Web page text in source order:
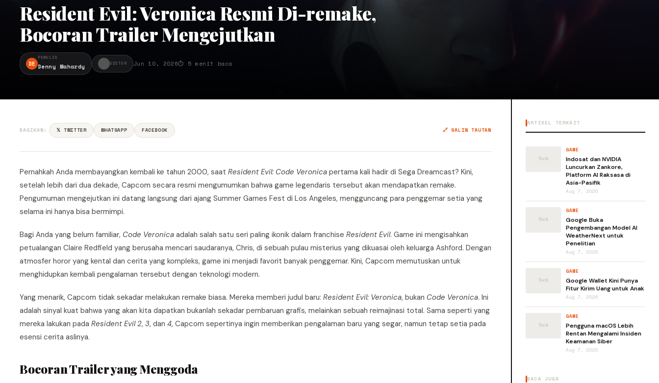
Resident Evil: Veronica Resmi Di-remake,
Bocoran Trailer Mengejutkan
DE
PENULIS
Denny Mahardy EDITOR Jun 10, 2026⏱ 5 menit baca
BAGIKAN: 𝕏 TWITTER WHATSAPP FACEBOOK 🔗 SALIN TAUTAN
Pernahkah Anda membayangkan kembali ke tahun 2000, saat Resident Evil: Code Veronica pertama kali hadir di Sega Dreamcast? Kini,
setelah lebih dari dua dekade, Capcom secara resmi mengumumkan bahwa game legendaris tersebut akan mendapatkan remake.
Pengumuman mengejutkan ini datang langsung dari ajang Summer Games Fest di Los Angeles, mengguncang para penggemar setia yang
selama ini hanya bisa bermimpi.
Bagi Anda yang belum familiar, Code Veronica adalah salah satu seri paling ikonik dalam franchise Resident Evil. Game ini mengisahkan
petualangan Claire Redfield yang berusaha mencari saudaranya, Chris, di sebuah pulau misterius yang dikuasai oleh keluarga Ashford. Dengan
atmosfer horor yang kental dan cerita yang kompleks, game ini menjadi favorit banyak penggemar. Kini, Capcom memutuskan untuk
menghidupkan kembali pengalaman tersebut dengan teknologi modern.
Yang menarik, Capcom tidak sekadar melakukan remake biasa. Mereka memberi judul baru: Resident Evil: Veronica, bukan Code Veronica. Ini
adalah sinyal kuat bahwa yang akan kita dapatkan bukanlah sekadar pembaruan grafis, melainkan sebuah reimajinasi total. Sama seperti yang
mereka lakukan pada Resident Evil 2, 3, dan 4, Capcom sepertinya ingin memberikan pengalaman baru yang segar, namun tetap setia pada
esensi cerita aslinya.
Bocoran Trailer yang Menggoda
ARTIKEL TERKAIT
GAME
Indosat dan NVIDIA
Luncurkan Zankore,
Platform AI Raksasa di
Asia-Pasifik
Aug 7, 2026
GAME
Google Buka
Pengembangan Model AI
WeatherNext untuk
Penelitian
Aug 7, 2026
GAME
Google Wallet Kini Punya
Fitur Kirim Uang untuk Anak
Aug 7, 2026
GAME
Pengguna macOS Lebih
Rentan Mengalami Insiden
Keamanan Siber
Aug 7, 2026
BACA JUGA